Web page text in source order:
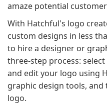
amaze potential
With Hatchful's logo
custom designs in less
to hire a designer or
three-step process:
and edit your logo using
graphic design tools,
logo.